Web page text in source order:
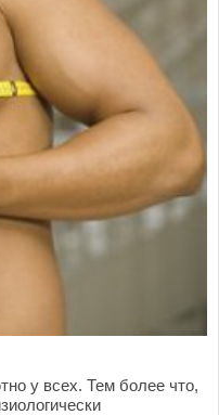
у всех. Тем более что,